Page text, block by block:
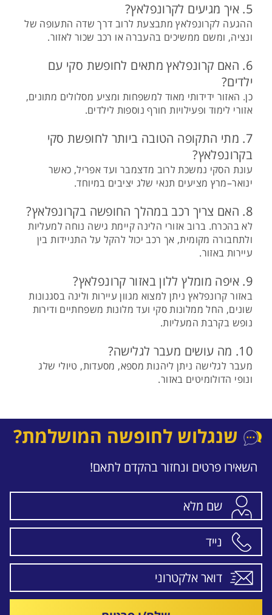
5. איך מגיעים לקרונפלאץ?
ההגעה לקרונפלאץ מתבצעת לרוב דרך שדה התעופה של
ונציה, ומשם ממשיכים בהעברה או רכב שכור לאזור.
6. האם קרונפלאץ מתאים לחופשת סקי עם
ילדים?
כן. האזור ידידותי מאוד למשפחות ומציע מסלולים מתונים,
אזורי לימוד ופעילויות חורף נוספות לילדים.
7. מתי התקופה הטובה ביותר לחופשת סקי
בקרונפלאץ?
עונת הסקי נמשכת לרוב מדצמבר ועד אפריל, כאשר
ינואר–מרץ מציעים תנאי שלג יציבים במיוחד.
8. האם צריך רכב במהלך החופשה בקרונפלאץ?
לא בהכרח. ברוב אזורי הלינה קיימת גישה נוחה למעליות
ולתחבורה מקומית, אך רכב יכול להקל על התניידות בין
עיירות באזור.
9. איפה מומלץ ללון באזור קרונפלאץ?
באזור קרונפלאץ ניתן למצוא מגוון עיירות ולינה בסגנונות
שונים, החל ממלונות סקי ועד מלונות משפחתיים ודירות
נופש בקרבת המעליות.
10. מה עושים מעבר לגלישה?
מעבר לגלישה ניתן ליהנות מספא, מסעדות, טיולי שלג
ונופי הדולומיטים באזור.
שנגלוש לחופשה המושלמת?
השאירו פרטים ונחזור בהקדם לתאם!